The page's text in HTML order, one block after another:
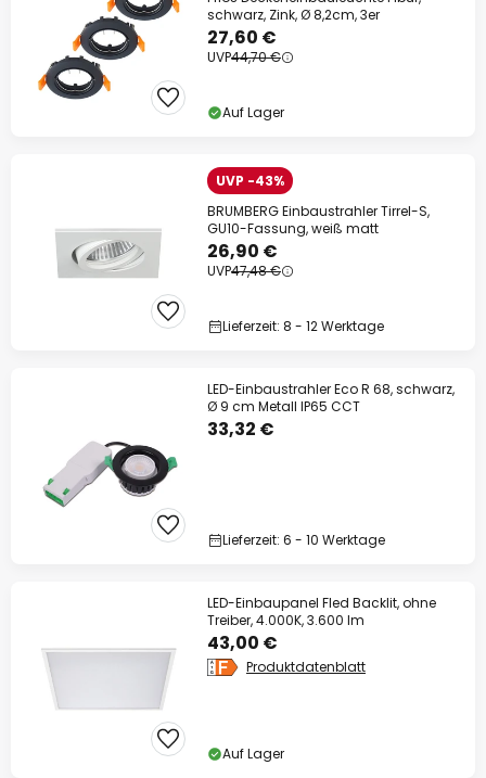
schwarz, Zink, Ø 8,2cm, 3er
27,60 €
UVP44,70 €
Auf Lager
UVP -43%
BRUMBERG Einbaustrahler Tirrel-S,
GU10-Fassung, weiß matt
26,90 €
UVP47,48 €
Lieferzeit: 8 - 12 Werktage
LED-Einbaustrahler Eco R 68, schwarz,
Ø 9 cm Metall IP65 CCT
33,32 €
Lieferzeit: 6 - 10 Werktage
LED-Einbaupanel Fled Backlit, ohne
Treiber, 4.000K, 3.600 lm
43,00 €
Produktdatenblatt
Auf Lager